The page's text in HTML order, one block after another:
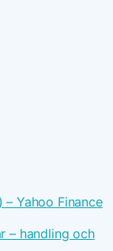
Yahoo Finance
– handling och